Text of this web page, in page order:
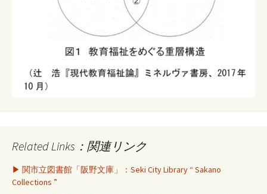
Related Links：関連リンク
▶ 関市立図書館「阪野文庫」：Seki City Library “ Sakano
Collections ”